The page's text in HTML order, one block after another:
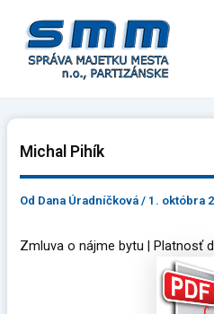
obsah
Michal Pihík
Od Dana Úradníčková/ 1. októbra
Zmluva o nájme bytu | Platnosť